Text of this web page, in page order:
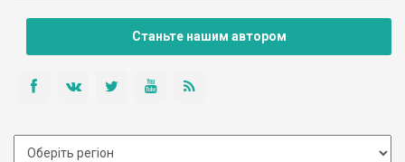
Станьте нашим автором